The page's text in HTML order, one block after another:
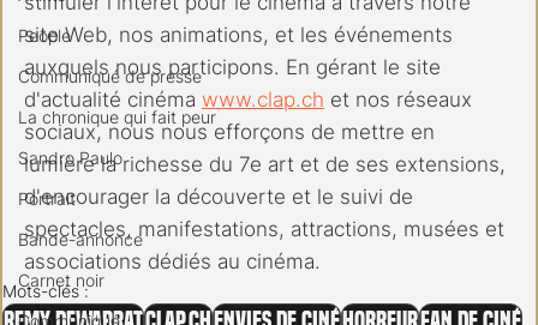
People
Communiqué de presse
La chronique qui fait peur
Sandro Paulo
Portrait
Bande-annonce
Carnet noir
Communiqué
site Web, nos animations, et les événements
auxquels nous participons. En gérant le site
d'actualité cinéma www.clap.ch et nos réseaux
sociaux, nous nous efforçons de mettre en
lumière la richesse du 7e art et de ses extensions,
d'encourager la découverte et le suivi de
spectacles, manifestations, attractions, musées et
associations dédiés au cinéma.
Mots-clés :